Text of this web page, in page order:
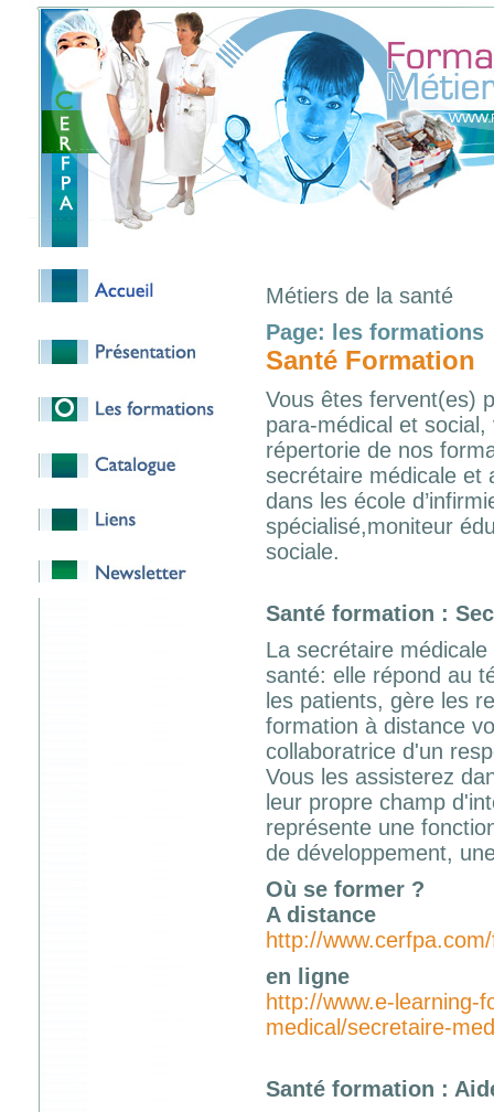
Métiers de la santé
Page: les formations
Santé Formation
Vous êtes fervent(es)
para-médical et
répertorie de nos
secrétaire médicale et
dans les école
spécialisé,moniteur
sociale.
Santé formation :
La secrétaire
santé: elle répond au
les patients, gère les
formation à distance
collaboratrice d'un
Vous les assisterez
leur propre champ
représente une
de développement,
Où se former ?
A distance
http://
en ligne
http://www.e-learning-
medical/secretaire-
Santé formation :